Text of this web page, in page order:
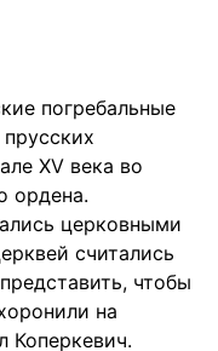
погребальные
XV века во
ордена.
церковными
считались
чтобы
на
Коперкевич.